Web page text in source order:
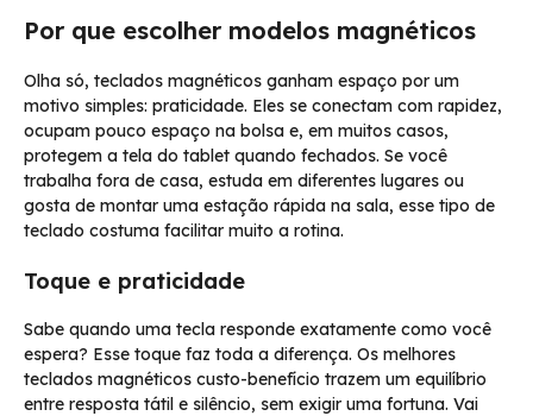
Por que escolher modelos magnéticos
Olha só, teclados magnéticos ganham espaço por um
motivo simples: praticidade. Eles se conectam com rapidez,
ocupam pouco espaço na bolsa e, em muitos casos,
protegem a tela do tablet quando fechados. Se você
trabalha fora de casa, estuda em diferentes lugares ou
gosta de montar uma estação rápida na sala, esse tipo de
teclado costuma facilitar muito a rotina.
Toque e praticidade
Sabe quando uma tecla responde exatamente como você
espera? Esse toque faz toda a diferença. Os melhores
teclados magnéticos custo-benefício trazem um equilíbrio
entre resposta tátil e silêncio, sem exigir uma fortuna. Vai